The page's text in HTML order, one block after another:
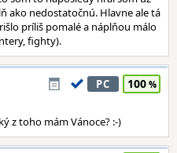
ako nedostatočnú. Hlavne ale tá
príliš pomalé a náplňou málo
fighty).
PC 100
z toho mám Vánoce? :-)